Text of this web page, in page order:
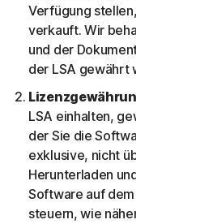
Verfügung stellen, wird
verkauft. Wir behalten uns alle
und der Dokumentation vor,
der LSA gewährt werden.
Lizenzgewährung
LSA einhalten, gewähren wir
der Sie die Software erworben
exklusive, nicht übertragbare,
Herunterladen und Installieren
Software auf dem Gerät, das
steuern, wie näher beschrieben